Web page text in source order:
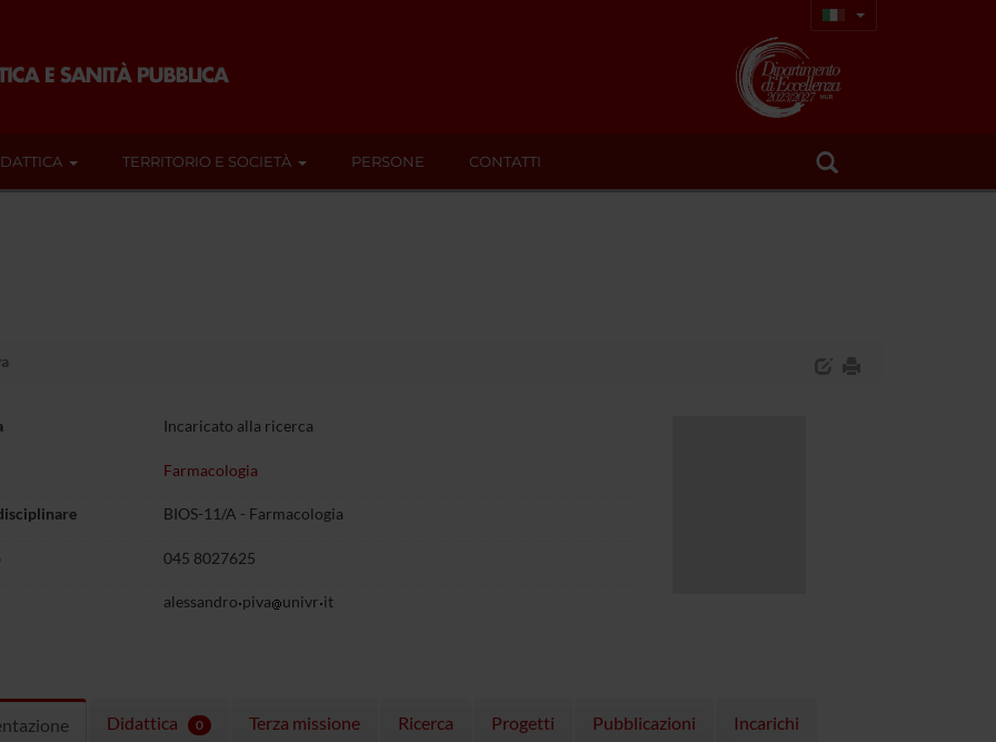
TERRITORIO E SOCIETÀ PERSONE CONTATTI
Incaricato alla ricerca
Farmacologia
BIOS-11/A - Farmacologia
045 8027625
alessandro piva univr it
Didattica 0 Terza missione Ricerca Progetti Pubblicazioni Incarichi